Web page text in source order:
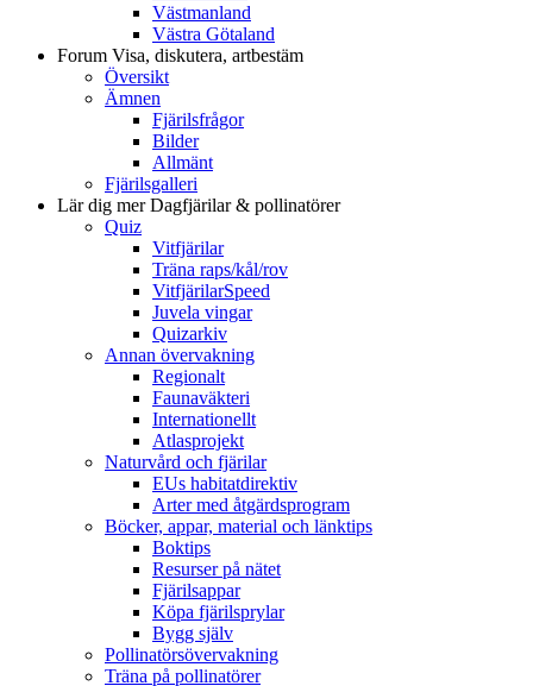
Västmanland
Västra Götaland
Forum Visa, diskutera, artbestäm
Översikt
Ämnen
Fjärilsfrågor
Bilder
Allmänt
Fjärilsgalleri
Lär dig merDagfjärilar & pollinatörer
Quiz
Vitfjärilar
Träna raps/kål/rov
VitfjärilarSpeed
Juvela vingar
Quizarkiv
Annan övervakning
Regionalt
Faunaväkteri
Internationellt
Atlasprojekt
Naturvård och fjärilar
EUs habitatdirektiv
Arter med åtgärdsprogram
Böcker, appar, material och länktips
Boktips
Resurser på nätet
Fjärilsappar
Köpa fjärilsprylar
Bygg själv
Pollinatörsövervakning
Träna på pollinatörer